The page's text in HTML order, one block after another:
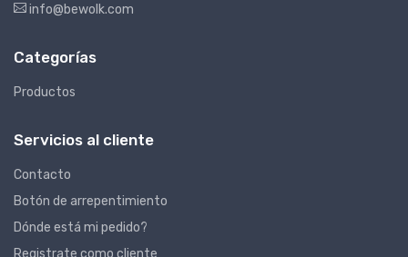
info@bewolk.com
Categorías
Productos
Servicios al cliente
Contacto
Botón de arrepentimiento
Dónde está mi pedido?
Registrate como cliente